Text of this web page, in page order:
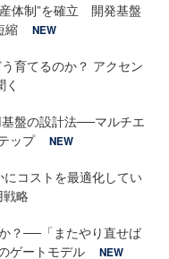
体制”を確立 開発基盤
縮
NEW
育てるのか？ アクセン
盤の設計法──マルチエ
ップ
NEW
コストを最適化してい
戦略
？──「またやり直せば
ゲートモデル
NEW